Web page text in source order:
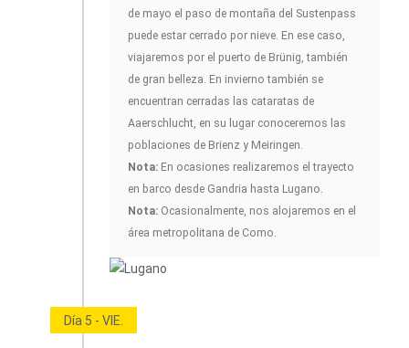
de mayo el paso de montaña del Sustenpass
puede estar cerrado por nieve. En ese caso,
viajaremos por el puerto de Brünig, también
de gran belleza. En invierno también se
encuentran cerradas las cataratas de
Aaerschlucht, en su lugar conoceremos las
poblaciones de Brienz y Meiringen.
Nota: En ocasiones realizaremos el trayecto
en barco desde Gandria hasta Lugano.
Nota: Ocasionalmente, nos alojaremos en el
área metropolitana de Como.
Día 5 - VIE.